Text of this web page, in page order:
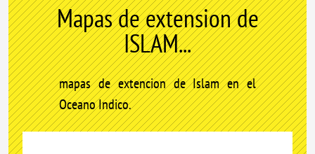
Mapas de extension de
ISLAM...
mapas de extencion de Islam en el
Oceano Indico.